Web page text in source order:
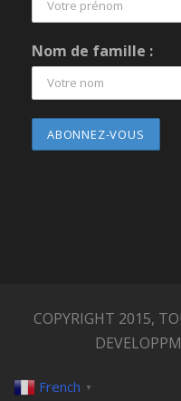
Nom de famille :
COPYRIGHT 2015,
French ▼